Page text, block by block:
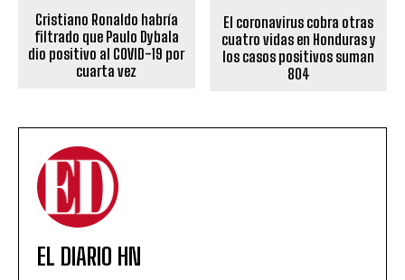
Cristiano Ronaldo habría
filtrado que Paulo Dybala
dio positivo al COVID-19 por
cuarta vez
El coronavirus cobra otras
cuatro vidas en Honduras y
los casos positivos suman
804
EL DIARIO HN